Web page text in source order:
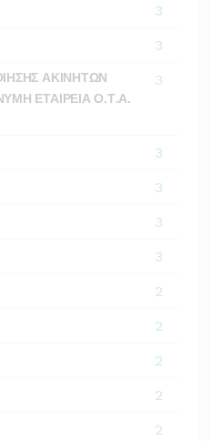
3
3
ΑΚΙΝΗΤΩΝ
ΕΤΑΙΡΕΙΑ Ο.Τ.Α.
3
3
3
3
3
2
2
2
2
2